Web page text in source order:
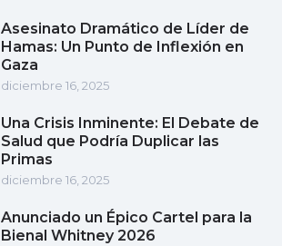
Asesinato Dramático de Líder de
Hamas: Un Punto de Inflexión en
Gaza
diciembre 16, 2025
Una Crisis Inminente: El Debate de
Salud que Podría Duplicar las
Primas
diciembre 16, 2025
Anunciado un Épico Cartel para la
Bienal Whitney 2026